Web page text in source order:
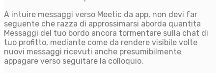
A intuire messaggi verso Meetic da app, non devi far
seguente che razza di approssimarsi aborda quantita
Messaggi del tuo bordo ancora tormentare sulla chat di
tuo profitto, mediante come da rendere visibile volte
nuovi messaggi ricevuti anche presumibilmente
appagare verso seguitare la colloquio.